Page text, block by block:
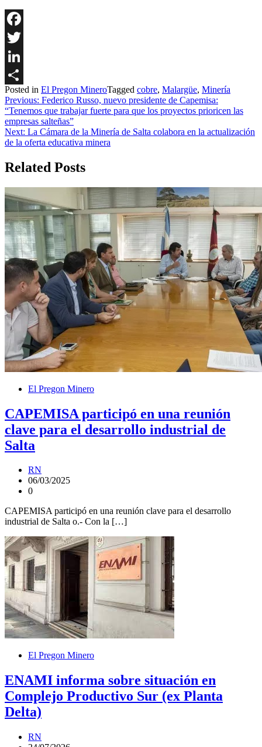
Facebook
Twitter
LinkedIn
Share
Posted in El Pregon MineroTagged cobre, Malargüe, Minería
Navegación
de
entradas
Previous: Federico Russo, nuevo presidente de Capemisa:
“Tenemos que trabajar fuerte para que los proyectos prioricen las
empresas salteñas”
Next: La Cámara de la Minería de Salta colabora en la actualización
de la oferta educativa minera
Related Posts
El Pregon Minero
CAPEMISA participó en una reunión
clave para el desarrollo industrial de
Salta
RN
06/03/2025
0
CAPEMISA participó en una reunión clave para el desarrollo
industrial de Salta o.- Con la […]
El Pregon Minero
ENAMI informa sobre situación en
Complejo Productivo Sur (ex Planta
Delta)
RN